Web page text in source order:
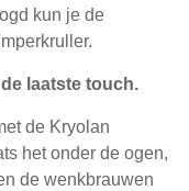
kun je de
laatste touch.
de Kryolan
het onder de ogen,
de wenkbrauwen